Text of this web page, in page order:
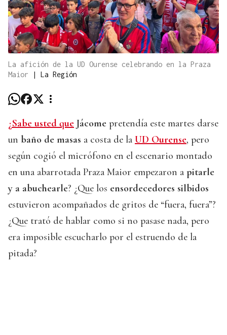
La afición de la UD Ourense celebrando en la Praza
Maior
| La Región
¿Sabe usted que Jácome pretendía este martes darse
un baño de masas a costa de la UD Ourense, pero
según cogió el micrófono en el escenario montado
en una abarrotada Praza Maior empezaron a pitarle
y a abuchearle? ¿Que los ensordecedores silbidos
estuvieron acompañados de gritos de “fuera, fuera”?
¿Que trató de hablar como si no pasase nada, pero
era imposible escucharlo por el estruendo de la
pitada?